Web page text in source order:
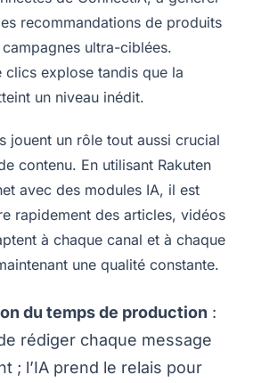
recommandations de produits
ultra-ciblées.
clics explose tandis que la
un niveau inédit.
jouent un rôle tout aussi crucial
contenu. En utilisant Rakuten
avec des modules IA, il est
rapidement des articles, vidéos
à chaque canal et à chaque
une qualité constante.
du temps de production :
rédiger chaque message
; l’IA prend le relais pour